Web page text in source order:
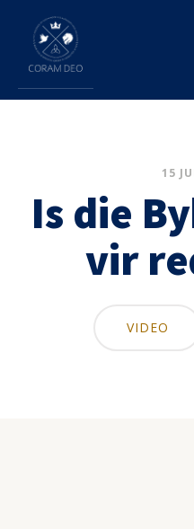
15
Is die
vir
VIDEO